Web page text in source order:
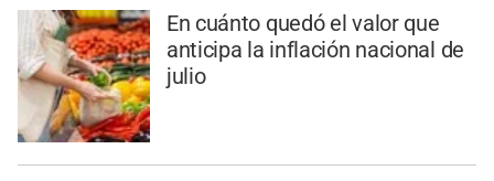
En cuánto quedó el valor que
anticipa la inflación nacional de
julio